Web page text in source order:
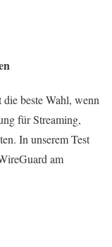
beste Wahl, wenn
für Streaming,
In unserem Test
am